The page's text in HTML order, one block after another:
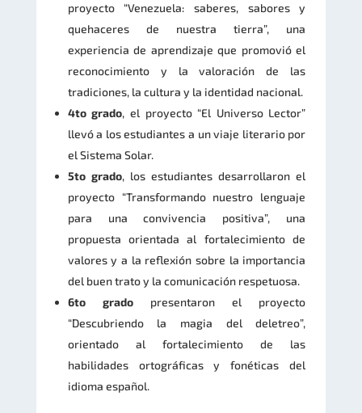
proyecto “Venezuela: saberes, sabores y
quehaceres de nuestra tierra”, una
experiencia de aprendizaje que promovió el
reconocimiento y la valoración de las
tradiciones, la cultura y la identidad nacional.
4to grado, el proyecto “El Universo Lector”
llevó a los estudiantes a un viaje literario por
el Sistema Solar.
5to grado, los estudiantes desarrollaron el
proyecto “Transformando nuestro lenguaje
para una convivencia positiva”, una
propuesta orientada al fortalecimiento de
valores y a la reflexión sobre la importancia
del buen trato y la comunicación respetuosa.
6to gradopresentaron el proyecto
“Descubriendo la magia del deletreo”,
orientado al fortalecimiento de las
habilidades ortográficas y fonéticas del
idioma español.